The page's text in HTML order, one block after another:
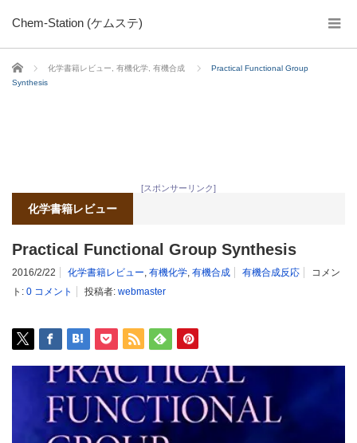
Chem-Station (ケムステ)
ホーム 化学書籍レビュー 有機化学 有機合成
Practical Functional Group
Synthesis
[スポンサーリンク]
化学書籍レビュー
Practical Functional Group Synthesis
2016/2/22 化学書籍レビュー, 有機化学, 有機合成 有機合成反応
コメン
ト: 0 コメント 投稿者: webmaster